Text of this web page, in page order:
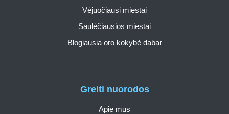
Greiti nuorodos
Apie mus
Vėjuočiausi miestai
Saulėčiausios miestai
Blogiausia oro kokybė dabar